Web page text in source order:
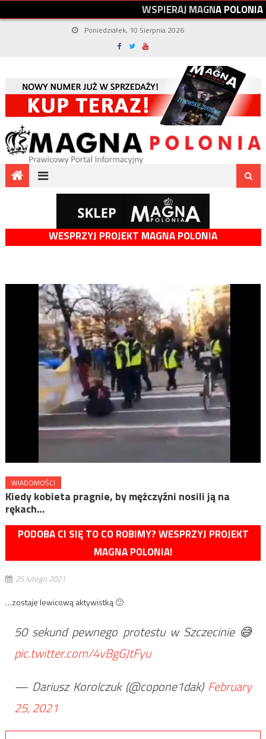
WSPIERAJMAGNAPOLONIA
Poniedziałek, 10 Sierpnia 2026
WESPRZYJ PROJEKT MAGNA POLONIA
WIADOMOŚCI
Kiedy kobieta pragnie, by mężczyźni nosili ją na
rękach…
PODOBA CI SIĘ TO CO ROBIMY? WESPRZYJ PROJEKT
MAGNA POLONIA!
25 lutego 2021
…zostaje lewicową aktywistką 🙂
50 sekund pewnego protestu w Szczecinie 😅
pic.twitter.com/4vBgGJtFyu
— Dariusz Korolczuk (@copone1dak) February
25, 2021